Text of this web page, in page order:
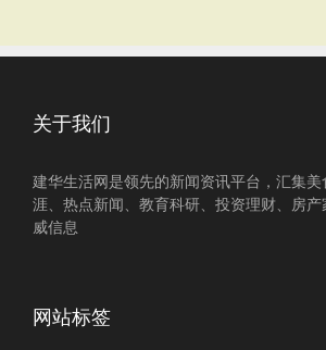
关于我们
建华生活网是领先的新闻资讯平台，汇集美
涯、热点新闻、教育科研、投资理财、房
威信息
网站标签